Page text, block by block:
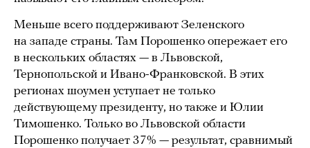
Меньше всего поддерживают Зеленского
на западе страны. Там Порошенко опережает его
в нескольких областях — в Львовской,
Тернопольской и Ивано-Франковской. В этих
регионах шоумен уступает не только
действующему президенту, но также и Юлии
Тимошенко. Только во Львовской области
Порошенко получает 37% — результат, сравнимый